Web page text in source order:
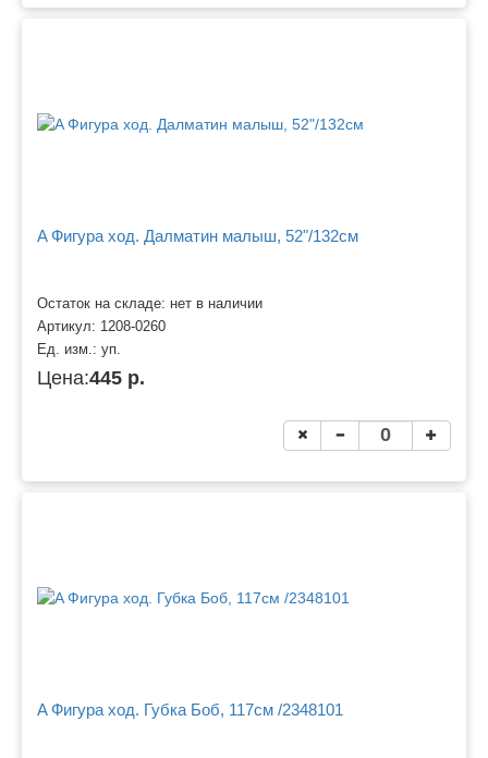
A Фигура ход. Далматин малыш, 52"/132см
Остаток на складе: нет в наличии
Артикул: 1208-0260
Ед. изм.: уп.
Цена:445 р.
A Фигура ход. Губка Боб, 117см /2348101